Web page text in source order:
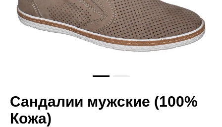
Сандалии мужские (100%
Кожа)